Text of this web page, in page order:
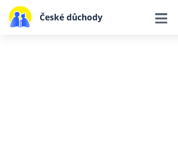
České důchody